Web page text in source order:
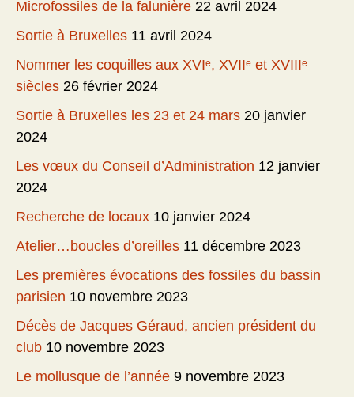
Microfossiles de la falunière 22 avril 2024
Sortie à Bruxelles 11 avril 2024
Nommer les coquilles aux XVIᵉ, XVIIᵉ et XVIIIᵉ
siècles 26 février 2024
Sortie à Bruxelles les 23 et 24 mars 20 janvier
2024
Les vœux du Conseil d’Administration 12 janvier
2024
Recherche de locaux 10 janvier 2024
Atelier…boucles d’oreilles 11 décembre 2023
Les premières évocations des fossiles du bassin
parisien 10 novembre 2023
Décès de Jacques Géraud, ancien président du
club 10 novembre 2023
Le mollusque de l’année 9 novembre 2023